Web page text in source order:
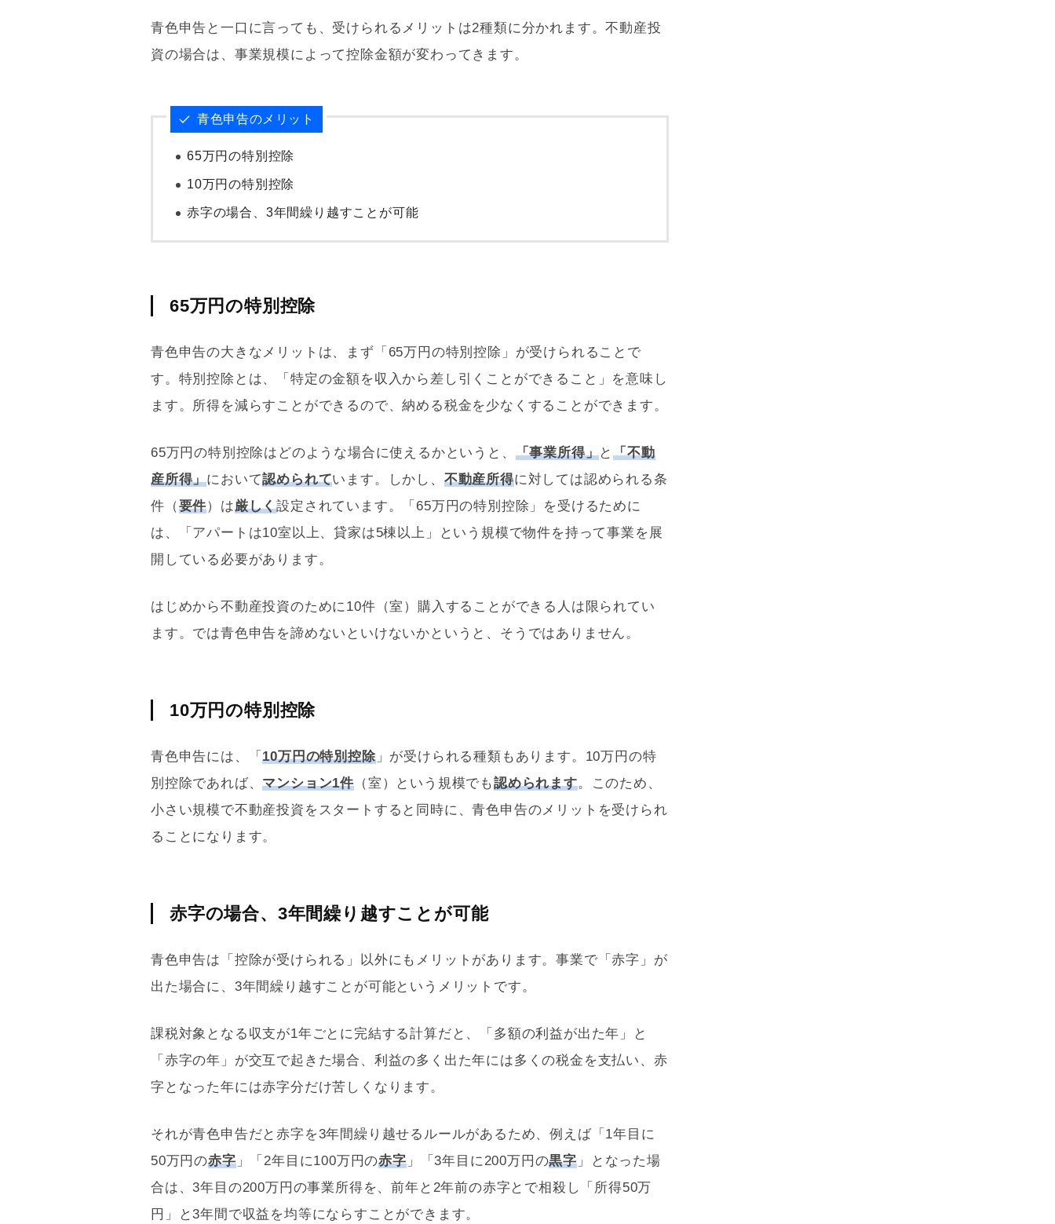
青色申告 と一口に言っても、受けられるメリットは2種類に分かれます。不動産投
資の場合は、事業規模によって控除金額が変わってきます。
青色申告のメリット
65万円の特別控除
10万円の特別控除
赤字の場合、3年間繰り越すことが可能
65万円の特別控除
青色申告の大きなメリットは、まず「65万円の特別控除」が受けられることで
す。特別控除とは、「特定の金額を収入から差し引くことができること」を意味し
ます。所得を減らすことができるので、納める税金を少なくすることができます。
65万円の特別控除はどのような場合に使えるかというと、 「事業所得」と「不動
産所得」において認められています。しかし、 不動産所得に対しては認められる条
件（要件）は厳しく設定されています。「65万円の特別控除」を受けるために
は、「アパートは10室以上、貸家は5棟以上」という規模で物件を持って事業を展
開している必要があります。
はじめから不動産投資のために10件（室）購入することができる人は限られてい
ます。では青色申告を諦めないといけないかというと、そうではありません。
10万円の特別控除
青色申告には、「10万円の特別控除」が受けられる種類もあります。10万円の特
別控除であれば、マンション1件 （室）という規模でも認められます。このため、
小さい規模で不動産投資をスタートすると同時に、青色申告のメリットを受けられ
ることになります。
赤字の場合、3年間繰り越すことが可能
青色申告は「控除が受けられる」以外にもメリットがあります。事業で「赤字」が
出た場合に、3年間繰り越すことが可能というメリットです。
課税対象となる収支が1年ごとに完結する計算だと、「多額の利益が出た年」と
「赤字の年」が交互で起きた場合、利益の多く出た年には多くの税金を支払い、赤
字となった年には赤字分だけ苦しくなります。
それが青色申告だと赤字を3年間繰り越せるルールがあるため、例えば「1年目に
50万円の赤字」「2年目に100万円の赤字」「3年目に200万円の黒字 」となった場
合は、3年目の200万円の事業所得を、前年と2年前の赤字とで相殺し「所得50万
円」と3年間で収益を均等にならすことができます。